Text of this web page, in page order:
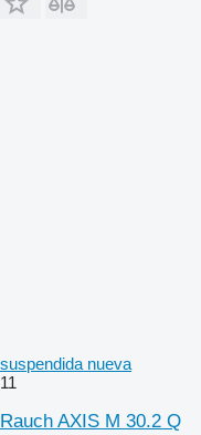
suspendida nueva
11
Rauch AXIS M 30.2 Q